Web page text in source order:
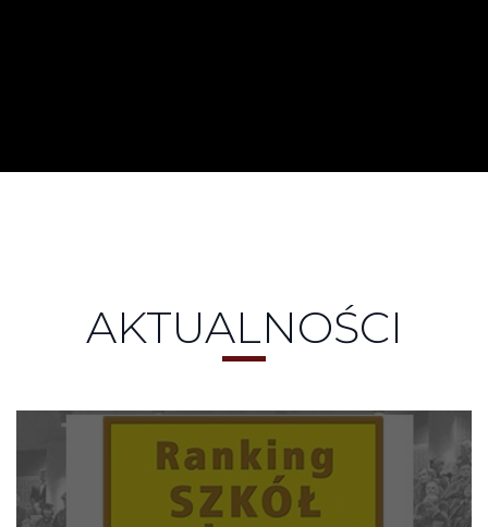
AKTUALNOŚCI